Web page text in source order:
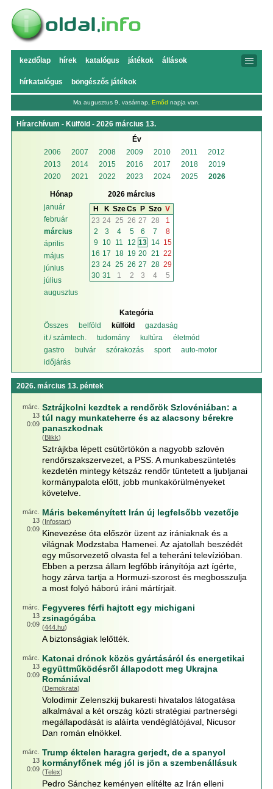
kezdőlap hírek katalógus játékok állások
hírkatalógus böngészős játékok
Ma augusztus 9, vasárnap, Emőd napja van.
Hírarchívum - Külföld - 2026 március 13.
Év
2006
2007 2008 2009 2010 2011
2012
2013
2014 2015 2016 2017 2018
2019
2020
2021 2022 2023 2024 2025 2026
Hónap
január
február
március
április
május
június
július
augusztus
2026 március
H
K SzeCs P Szo V
23 24 25 26 27 28
1
2
3 4 5 6 7
8
9
10 11 12 13 14 15
16 17 18 19 20 21
22
23 24 25 26 27 28 29
30 31 1 2 3 4 5
Kategória
Összes
belföld külföld
gazdaság
it / számtech.
tudomány kultúra
életmód
gastro
bulvár szórakozás sport
auto-motor
időjárás
2026. március 13. péntek
márc.
13
0:09
Sztrájkolni kezdtek a rendőrök Szlovéniában: a
túl nagy munkateherre és az alacsony bérekre
panaszkodnak
(Blikk)
Sztrájkba lépett csütörtökön a nagyobb szlovén
rendőrszakszervezet, a PSS. A munkabeszüntetés
kezdetén mintegy kétszáz rendőr tüntetett a ljubljanai
kormánypalota előtt, jobb munkakörülményeket
követelve.
márc.
13
0:09
Máris bekeményített Irán új legfelsőbb vezetője
(Infostart)
Kinevezése óta először üzent az irániaknak és a
világnak Modzstaba Hamenei. Az ajatollah beszédét
egy műsorvezető olvasta fel a teheráni televízióban.
Ebben a perzsa állam legfőbb irányítója azt ígérte,
hogy zárva tartja a Hormuzi-szorost és megbosszulja
a most folyó háború iráni mártírjait.
márc.
13
0:09
Fegyveres férfi hajtott egy michigani
zsinagógába
(444.hu)
A biztonságiak lelőtték.
márc.
13
0:09
Katonai drónok közös gyártásáról és energetikai
együttműködésről állapodott meg Ukrajna
Romániával
(Demokrata)
Volodimir Zelenszkij bukaresti hivatalos látogatása
alkalmával a két ország közti stratégiai partnerségi
megállapodását is aláírta vendéglátójával, Nicusor
Dan román elnökkel.
márc.
13
0:09
Trump éktelen haragra gerjedt, de a spanyol
kormányfőnek még jól is jön a szembenállásuk
(Telex)
Pedro Sánchez keményen elítélte az Irán elleni